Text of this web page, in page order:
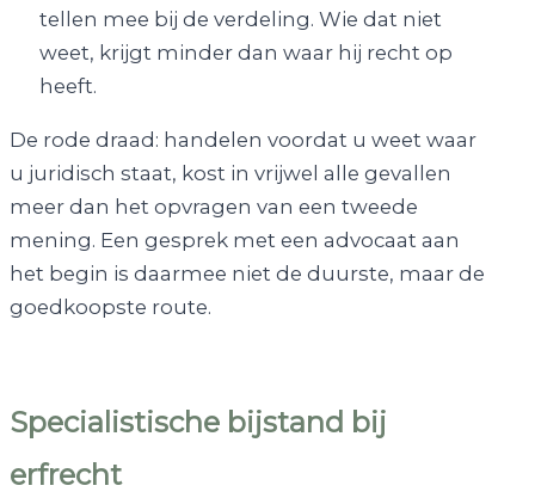
tellen mee bij de verdeling. Wie dat niet
weet, krijgt minder dan waar hij recht op
heeft.
De rode draad: handelen voordat u weet waar
u juridisch staat, kost in vrijwel alle gevallen
meer dan het opvragen van een tweede
mening. Een gesprek met een advocaat aan
het begin is daarmee niet de duurste, maar de
goedkoopste route.
Specialistische bijstand bij
erfrecht